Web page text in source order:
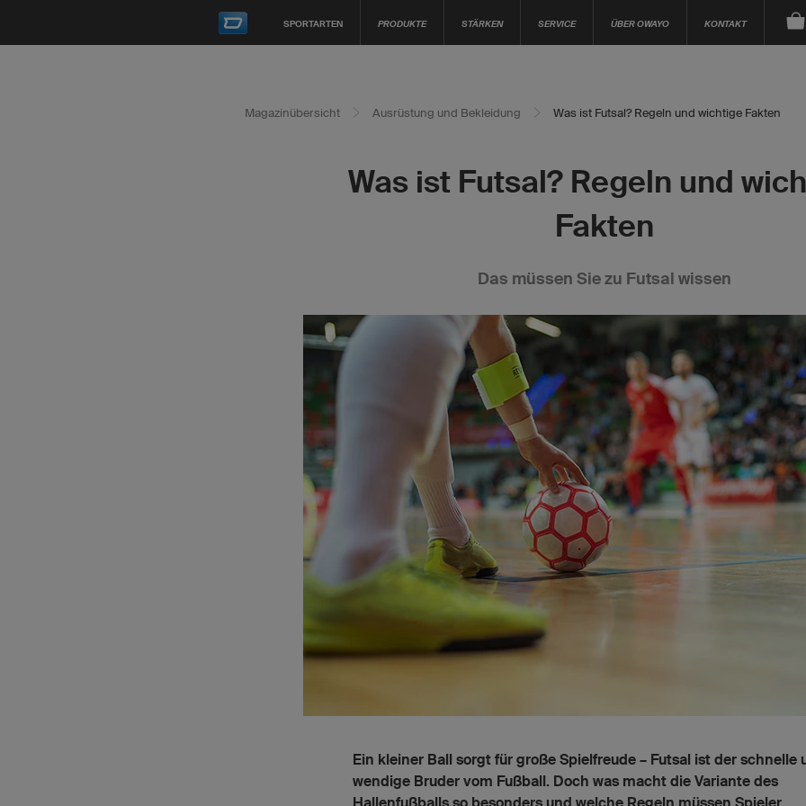
SPORTARTEN PRODUKTE STÄRKEN SERVICE ÜBER OWAYO KONTAKT
Magazinübersicht Ausrüstung und Bekleidung Was ist Futsal? Regeln und wichtige Fakten
Was ist Futsal? Regeln und
Fakten
Das müssen Sie zu Futsal wissen
Ein kleiner Ball sorgt für große Spielfreude – Futsal ist der schnelle
wendige Bruder vom Fußball. Doch was macht die Variante des